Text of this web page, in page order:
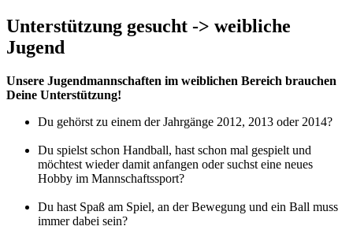
Unterstützung gesucht -> weibliche
Jugend
Unsere Jugendmannschaften im weiblichen Bereich brauchen
Deine Unterstützung!
Du gehörst zu einem der Jahrgänge 2012, 2013 oder 2014?
Du spielst schon Handball, hast schon mal gespielt und
möchtest wieder damit anfangen oder suchst eine neues
Hobby im Mannschaftssport?
Du hast Spaß am Spiel, an der Bewegung und ein Ball muss
immer dabei sein?